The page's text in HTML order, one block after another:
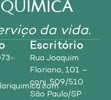
da vida.
Escritório
Rua Joaquim
Floriano, 101 –
conj. 509/510
São Paulo/SP